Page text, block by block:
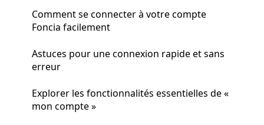
Comment se connecter à votre compte
Foncia facilement
Astuces pour une connexion rapide et sans
erreur
Explorer les fonctionnalités essentielles de «
mon compte »